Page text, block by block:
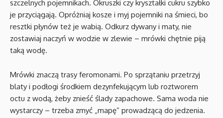
szczelnych pojemnikach. Okruszki czy kryształki cukru szybko
je przyciągają. Opróżniaj kosze i myj pojemniki na śmieci, bo
resztki płynów też je wabią. Odkurz dywany i maty, nie
zostawiaj naczyń w wodzie w zlewie – mrówki chętnie piją
taką wodę.
Mrówki znaczą trasy feromonami. Po sprzątaniu przetrzyj
blaty i podłogi środkiem dezynfekującym lub roztworem
octu z wodą, żeby znieść ślady zapachowe. Sama woda nie
wystarczy – trzeba zmyć „mapę” prowadzącą do jedzenia.